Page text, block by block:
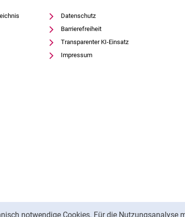
notwendige Cookies. Für die Nutzungsanalyse
Datenschutz
Barrierefreiheit
Transparenter KI-Einsatz
Impressum